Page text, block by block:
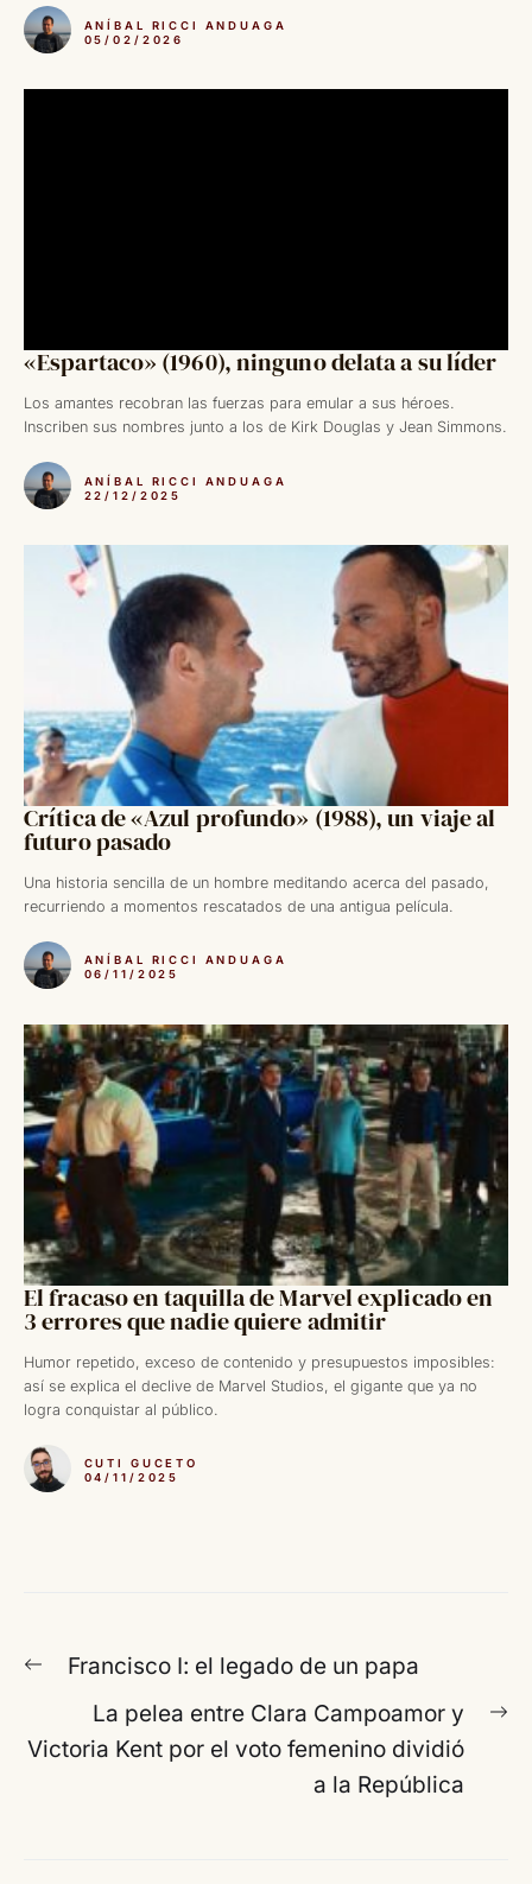
ANÍBAL RICCI ANDUAGA
05/02/2026
«Espartaco» (1960), ninguno delata a su líder
Los amantes recobran las fuerzas para emular a sus héroes.
Inscriben sus nombres junto a los de Kirk Douglas y Jean Simmons.
ANÍBAL RICCI ANDUAGA
22/12/2025
Crítica de «Azul profundo» (1988), un viaje al
futuro pasado
Una historia sencilla de un hombre meditando acerca del pasado,
recurriendo a momentos rescatados de una antigua película.
ANÍBAL RICCI ANDUAGA
06/11/2025
El fracaso en taquilla de Marvel explicado en
3 errores que nadie quiere admitir
Humor repetido, exceso de contenido y presupuestos imposibles:
así se explica el declive de Marvel Studios, el gigante que ya no
logra conquistar al público.
CUTI GUCETO
04/11/2025
Navegación
entradas
Entrada
anterior:
Francisco I: el legado de un papa
La pelea entre Clara Campoamor y
Victoria Kent por el voto femenino dividió
a la República